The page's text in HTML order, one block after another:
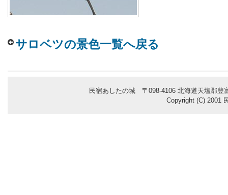
サロベツの景色一覧へ戻る
民宿あしたの城 〒098-4106 北海道天塩郡豊
Copyright (C) 2001